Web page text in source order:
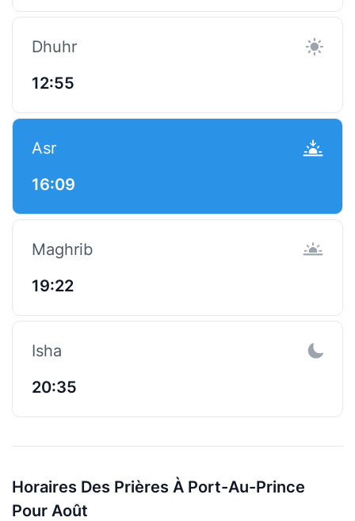
Dhuhr
12:55
Asr
16:09
Maghrib
19:22
Isha
20:35
Horaires Des Prières À Port-Au-Prince
Pour Août